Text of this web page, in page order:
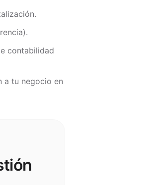
contabilidad
a tu negocio en